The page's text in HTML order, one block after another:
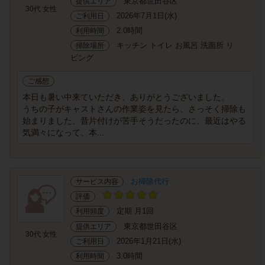
30代 女性
ご利用日 2026年7月1日(水)
利用時間 2.0時間
掃除場所
キッチン トイレ お風呂 洗面所 リ
ビング
ご感想
本日も暑い中来ていただき、ありがとうございました。
うちの子がキャストさんの作業姿を見たら、さっそく掃除も
始まりました。昔片付けが苦手そうだったのに、最近はやる
気満々になって、本...
30代 女性
サービス内容 お掃除代行
評価
利用頻度
定期 月1回
提供エリア 東京都世田谷区
ご利用日 2026年1月21日(水)
利用時間 3.0時間